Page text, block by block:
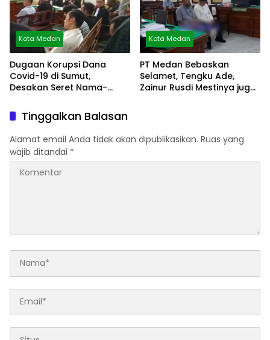
Kota Medan
Dugaan Korupsi Dana
Covid-19 di Sumut,
Desakan Seret Nama-
Kota Medan
PT Medan Bebaskan
Selamet, Tengku Ade,
Zainur Rusdi Mestinya juga
Tinggalkan Balasan
Alamat email Anda tidak akan dipublikasikan. Ruas yang
wajib ditandai *